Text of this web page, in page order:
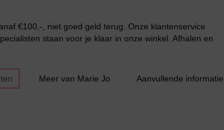
€100,-, niet goed geld terug. Onze klantenservice
staan voor je klaar in onze winkel. Afhalen en
Meer van Marie Jo Aanvullende informatie